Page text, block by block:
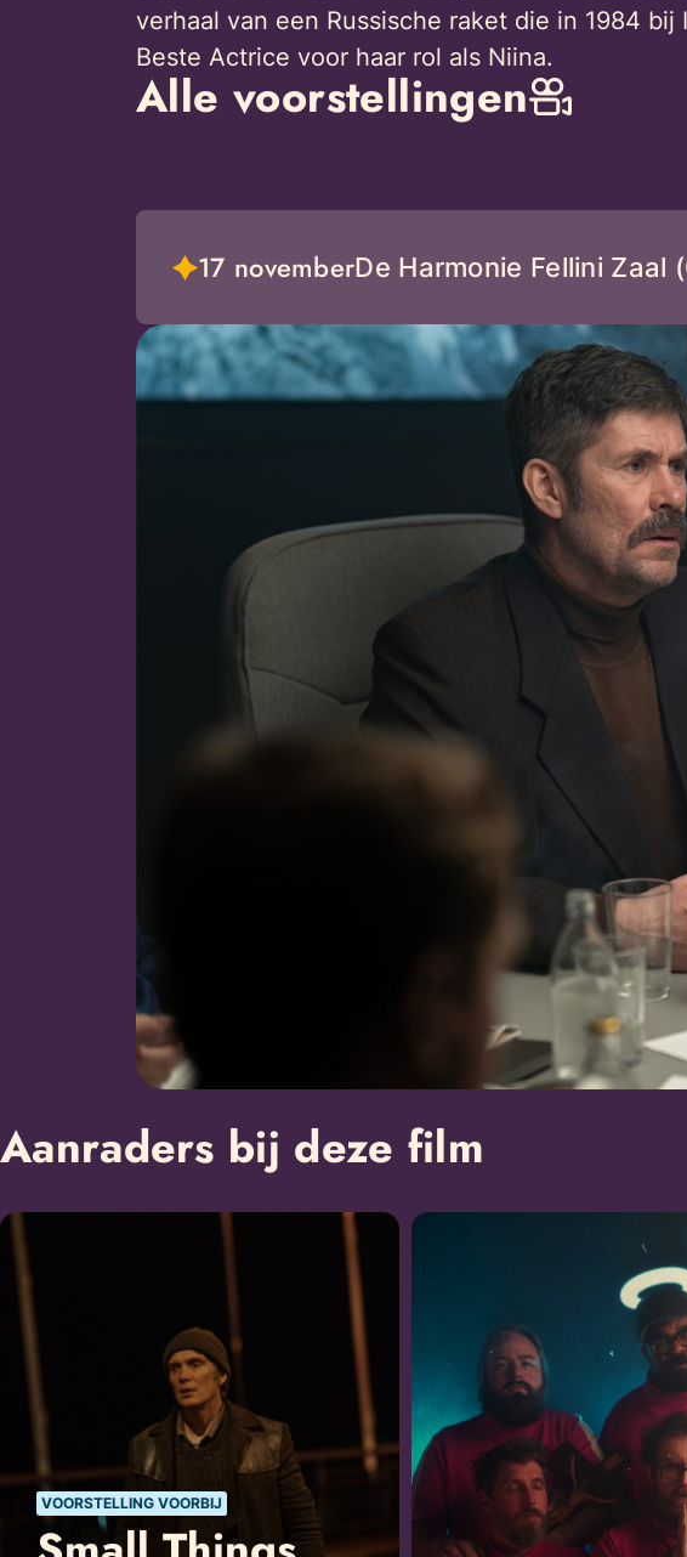
verhaal van een Russische raket die in 1984
Beste Actrice voor haar rol als Niina.
Alle voorstellingen
17 novemberDe Harmonie Fellini Zaal
Aanraders bij deze film
VOORSTELLING VOORBIJ